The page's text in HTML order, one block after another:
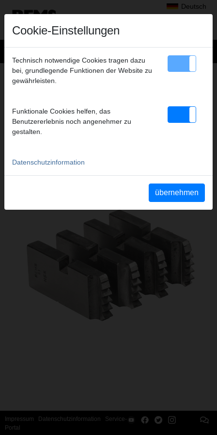
Deutsch
Produkte>Gewindeschneiden, Rollnuten >REMS Schneidbacken
> Schneidbacken M 52,
HSS, SATZ
Art.-Nr. 341444 RHSS
Katalogauszüge
Katalogauszug REMS Schneidbacken(PDF)
Impressum Datenschutzinformation
Service-
Portal
Cookie-Einstellungen
Technisch notwendige Cookies tragen dazu
bei, grundlegende Funktionen der Website zu
gewährleisten.
Funktionale Cookies helfen, das
Benutzererlebnis noch angenehmer zu
gestalten.
Datenschutzinformation
übernehmen